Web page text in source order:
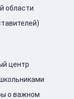
области
центр
о важном